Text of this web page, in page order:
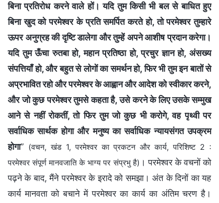
बिना प्रतिरोध करने वाले हों। यदि तुम किसी भी बल से बाधित हुए
बिना खुद को परमेश्वर के प्रति समर्पित करते हो, तो परमेश्वर तुम्हारे
ऊपर अनुग्रह की दृष्टि डालेगा और तुम्हें अपने आशीष प्रदान करेगा।
यदि तुम ऊँचा रुतबा हो, महान प्रतिष्ठा हो, प्रचुर ज्ञान हो, अंसख्य
संपत्तियाँ हो, और बहुत से लोगों का समर्थन हो, फिर भी तुम इन बातों से
अप्रभावित रहो और परमेश्वर के आह्वान और आदेश को स्वीकार करने,
और जो कुछ परमेश्वर तुमसे कहता है, उसे करने के लिए उसके सम्मुख
आने से नहीं रोकतीं, तो फिर तुम जो कुछ भी करोगे, वह पृथ्वी पर
सर्वाधिक सार्थक होगा और मनुष्य का सर्वाधिक न्यायसंगत उपक्रम
होगा” (वचन, खंड 1, परमेश्वर का प्रकटन और कार्य, परिशिष्ट 2 :
परमेश्वर संपूर्ण मानवजाति के भाग्य पर संप्रभु है) । परमेश्वर के वचनों को
पढ़ने के बाद, मैंने परमेश्वर के इरादे को समझा। अंत के दिनों का यह
कार्य मानवता को बचाने में परमेश्वर का कार्य का अंतिम चरण है।